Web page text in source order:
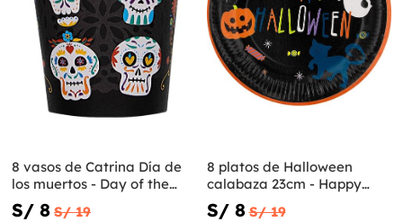
8 vasos de Catrina Día de
los muertos - Day of the
Dead
S/ 8 S/ 19
8 platos de Halloween
calabaza 23cm - Happy
Halloween
S/ 8 S/ 19